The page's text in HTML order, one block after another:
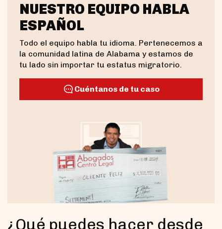
NUESTRO EQUIPO HABLA
ESPAÑOL
Todo el equipo habla tu idioma. Pertenecemos a
la comunidad latina de Alabama y estamos de
tu lado sin importar tu estatus migratorio.
Cuéntanos de tu caso
¿Qué puedes hacer desde